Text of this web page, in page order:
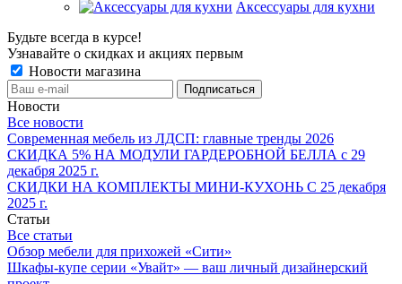
Аксессуары для кухни
Будьте всегда в курсе!
Узнавайте о скидках и акциях первым
Новости магазина
Новости
Все новости
Современная мебель из ЛДСП: главные тренды 2026
СКИДКА 5% НА МОДУЛИ ГАРДЕРОБНОЙ БЕЛЛА с 29
декабря 2025 г.
СКИДКИ НА КОМПЛЕКТЫ МИНИ-КУХОНЬ С 25 декабря
2025 г.
Статьи
Все статьи
Обзор мебели для прихожей «Сити»
Шкафы-купе серии «Увайт» — ваш личный дизайнерский